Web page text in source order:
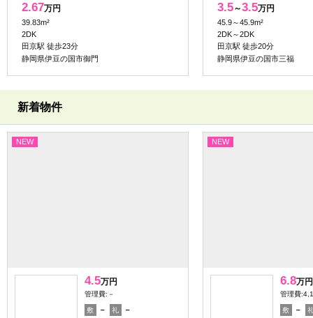
2.67万円
39.83m²
2DK
田京駅 徒歩23分
静岡県伊豆の国市御門
3.5～3.5万円
45.9～45.9m²
2DK～2DK
田京駅 徒歩20分
静岡県伊豆の国市三福
新着物件
NEW
4.5万円
管理費:－
敷 － 礼
－
NEW
6.8万円
管理費
敷 －